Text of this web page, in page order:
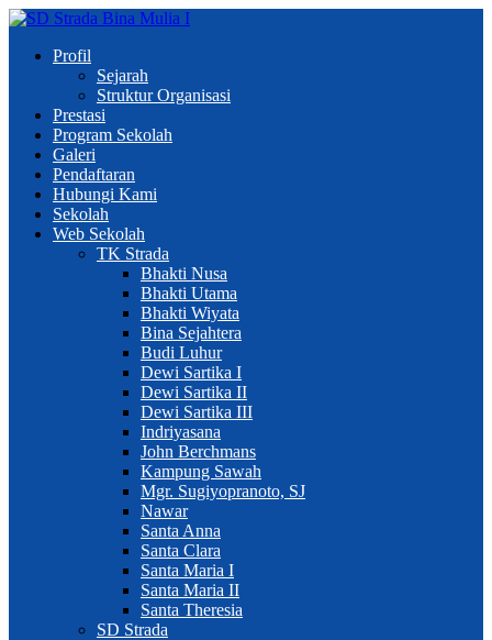
Profil
Sejarah
Struktur Organisasi
Prestasi
Program Sekolah
Galeri
Pendaftaran
Hubungi Kami
Sekolah
Web Sekolah
TK Strada
Bhakti Nusa
Bhakti Utama
Bhakti Wiyata
Bina Sejahtera
Budi Luhur
Dewi Sartika I
Dewi Sartika II
Dewi Sartika III
Indriyasana
John Berchmans
Kampung Sawah
Mgr. Sugiyopranoto, SJ
Nawar
Santa Anna
Santa Clara
Santa Maria I
Santa Maria II
Santa Theresia
SD Strada